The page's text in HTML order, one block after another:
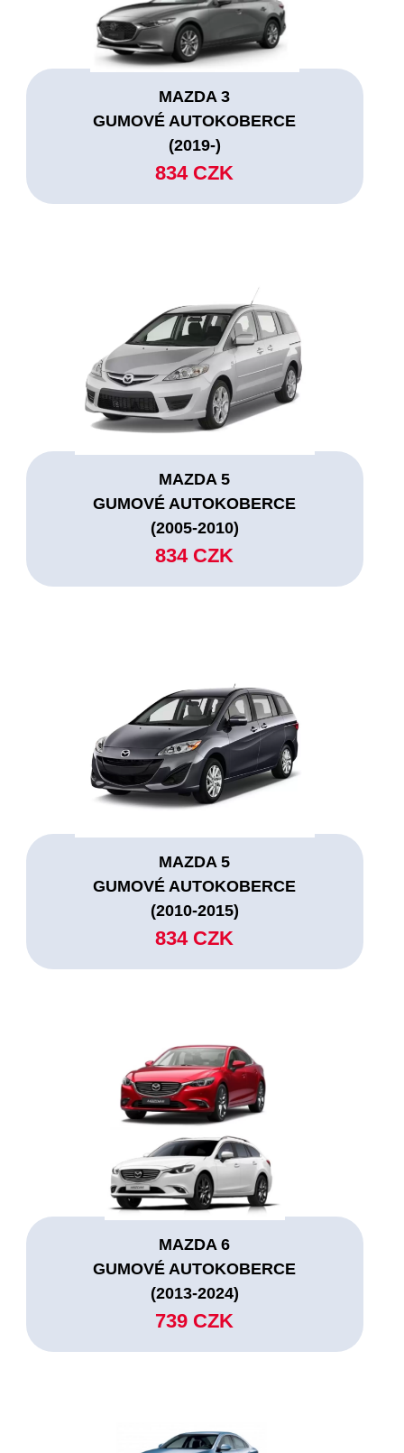
MAZDA 3
GUMOVÉ AUTOKOBERCE
(2019-)
834 CZK
MAZDA 5
GUMOVÉ AUTOKOBERCE
(2005-2010)
834 CZK
MAZDA 5
GUMOVÉ AUTOKOBERCE
(2010-2015)
834 CZK
MAZDA 6
GUMOVÉ AUTOKOBERCE
(2013-2024)
739 CZK